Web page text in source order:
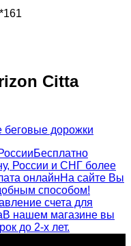
Citta
дорожки
Бесплатно
России и СНГ более
онлайнНа сайте Вы
способом!
счета для
В нашем магазине вы
до 2-х лет.